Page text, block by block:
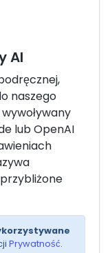
AI
naszego
lub OpenAI
Prywatność.